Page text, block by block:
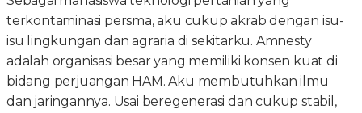
terkontaminasi persma, aku cukup akrab dengan isu-
isu lingkungan dan agraria di sekitarku. Amnesty
adalah organisasi besar yang memiliki konsen kuat di
bidang perjuangan HAM. Aku membutuhkan ilmu
dan jaringannya. Usai beregenerasi dan cukup stabil,